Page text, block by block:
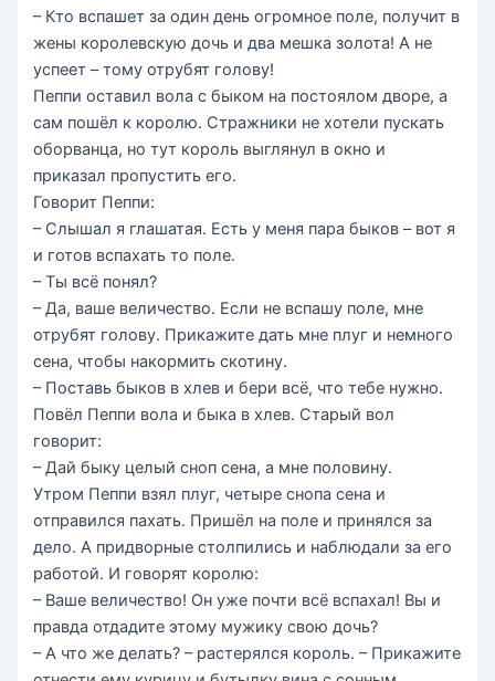
– Кто вспашет за один день огромное поле, получит в
жены королевскую дочь и два мешка золота! А не
успеет – тому отрубят голову!
Пеппи оставил вола с быком на постоялом дворе, а
сам пошёл к королю. Стражники не хотели пускать
оборванца, но тут король выглянул в окно и
приказал пропустить его.
Говорит Пеппи:
– Слышал я глашатая. Есть у меня пара быков – вот я
и готов вспахать то поле.
– Ты всё понял?
– Да, ваше величество. Если не вспашу поле, мне
отрубят голову. Прикажите дать мне плуг и немного
сена, чтобы накормить скотину.
– Поставь быков в хлев и бери всё, что тебе нужно.
Повёл Пеппи вола и быка в хлев. Старый вол
говорит:
– Дай быку целый сноп сена, а мне половину.
Утром Пеппи взял плуг, четыре снопа сена и
отправился пахать. Пришёл на поле и принялся за
дело. А придворные столпились и наблюдали за его
работой. И говорят королю:
– Ваше величество! Он уже почти всё вспахал! Вы и
правда отдадите этому мужику свою дочь?
– А что же делать? – растерялся король. – Прикажите